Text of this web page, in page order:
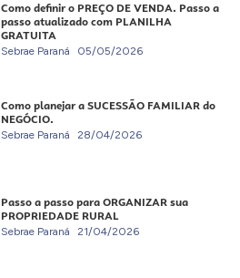
Como definir o PREÇO DE VENDA. Passo a
passo atualizado com PLANILHA
GRATUITA
Sebrae Paraná 05/05/2026
Como planejar a SUCESSÃO FAMILIAR do
NEGÓCIO.
Sebrae Paraná 28/04/2026
Passo a passo para ORGANIZAR sua
PROPRIEDADE RURAL
Sebrae Paraná 21/04/2026